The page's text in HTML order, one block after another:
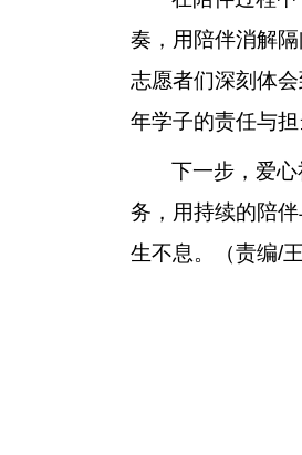
奏，用陪伴消解
志愿者们深刻体
年学子的责任与
下一步，爱
务，用持续的陪
生不息。（责编/